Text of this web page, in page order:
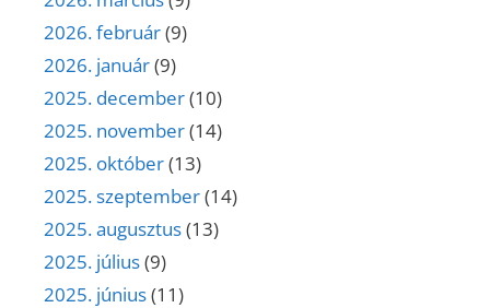
2026. február(9)
2026. január(9)
2025. december(10)
2025. november(14)
2025. október(13)
2025. szeptember(14)
2025. augusztus(13)
2025. július(9)
2025. június(11)